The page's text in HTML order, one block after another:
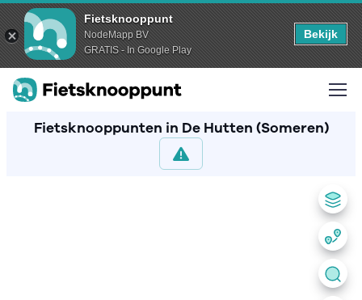
Fietsknooppunt
NodeMapp BV
GRATIS - In Google Play
Bekijk
Fietsknooppunten in De Hutten (Someren)